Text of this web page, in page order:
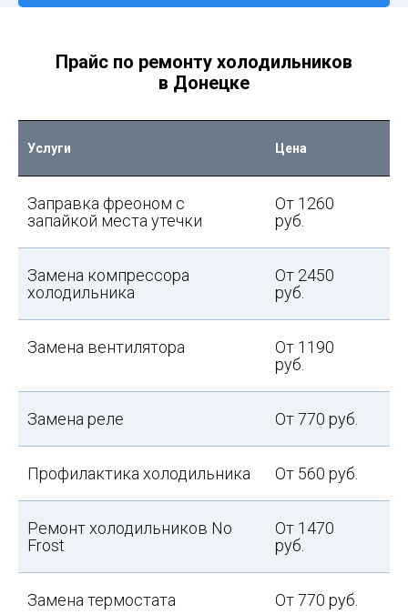
Прайс по ремонту холодильников
в Донецке
Услуги Цена
Заправка фреоном с
запайкой места утечки
От 1260
руб.
Замена компрессора
холодильника
От 2450
руб.
Замена вентилятора
От 1190
руб.
Замена реле От 770 руб.
Профилактика холодильника От 560 руб.
Ремонт холодильников No
Frost
От 1470
руб.
Замена термостата От 770 руб.